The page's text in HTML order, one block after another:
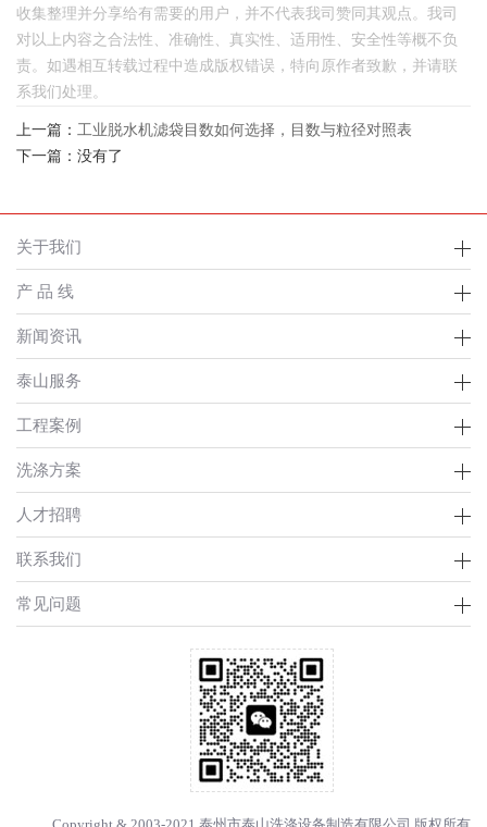
收集整理并分享给有需要的用户，并不代表我司赞同其观点。我司
对以上内容之合法性、准确性、真实性、适用性、安全性等概不负
责。如遇相互转载过程中造成版权错误，特向原作者致歉，并请联
系我们处理。
上一篇： 工业脱水机滤袋目数如何选择，目数与粒径对照表
下一篇：没有了
关于我们
产 品 线
新闻资讯
泰山服务
工程案例
洗涤方案
人才招聘
联系我们
常见问题